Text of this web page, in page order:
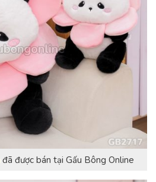
đã được bán tại Gấu Bông Online